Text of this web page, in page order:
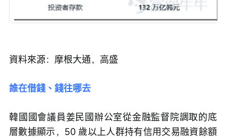
資料來源：摩根大通，高盛
誰在借錢、錢往哪去
韓國國會議員姜民國辦公室從金融監督院調取的底
層數據顯示，50 歲以上人群持有信用交易融資餘額